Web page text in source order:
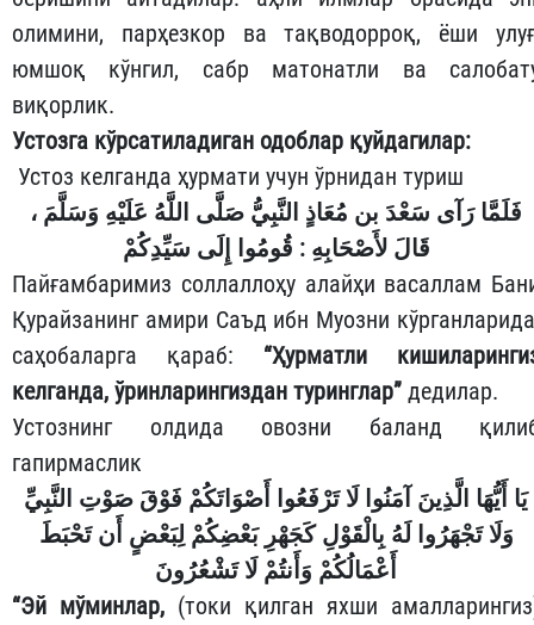
олимини, парҳезкор ва тақводорроқ, ёши
юмшоқ кўнгил, сабр матонатли ва
виқорлик.
Устозга кўрсатиладиган одоблар қуйдагилар:
Устоз келганда ҳурмати учун ўрнидан туриш
فَلَمَّا رَآى سَعْدَ بن مُعَاذٍ النَّبِيُّ صَلَّى اللَّهُ عَلَيْهِ وَسَلَّمَ ،
قَالَ لأَصْحَابِهِ : قُومُوا إِلَى سَيِّدِكُمْ
Пайғамбаримиз соллаллоҳу алайҳи васаллам
Қурайзанинг амири Саъд ибн Муозни
саҳобаларга қараб: “Ҳурматли
келганда, ўринларингиздан туринглар” дедилар.
Устознинг олдида овозни баланд
гапирмаслик
يَا أَيُّهَا الَّذِينَ آمَنُوا لَا تَرْفَعُوا أَصْوَاتَكُمْ فَوْقَ صَوْتِ النَّبِيِّ
وَلَا تَجْهَرُوا لَهُ بِالْقَوْلِ كَجَهْرِ بَعْضِكُمْ لِبَعْضٍ أَن تَحْبَطَ
أَعْمَالُكُمْ وَأَنتُمْ لَا تَشْعُرُونَ
“Эй мўминлар, (токи қилган яхши